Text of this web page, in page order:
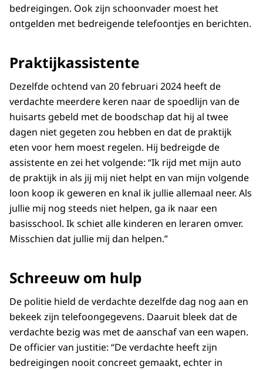
bedreigingen. Ook zijn schoonvader moest het
ontgelden met bedreigende telefoontjes en berichten.
Praktijkassistente
Dezelfde ochtend van 20 februari 2024 heeft de
verdachte meerdere keren naar de spoedlijn van de
huisarts gebeld met de boodschap dat hij al twee
dagen niet gegeten zou hebben en dat de praktijk
eten voor hem moest regelen. Hij bedreigde de
assistente en zei het volgende: “Ik rijd met mijn auto
de praktijk in als jij mij niet helpt en van mijn volgende
loon koop ik geweren en knal ik jullie allemaal neer. Als
jullie mij nog steeds niet helpen, ga ik naar een
basisschool. Ik schiet alle kinderen en leraren omver.
Misschien dat jullie mij dan helpen.”
Schreeuw om hulp
De politie hield de verdachte dezelfde dag nog aan en
bekeek zijn telefoongegevens. Daaruit bleek dat de
verdachte bezig was met de aanschaf van een wapen.
De officier van justitie: “De verdachte heeft zijn
bedreigingen nooit concreet gemaakt, echter in